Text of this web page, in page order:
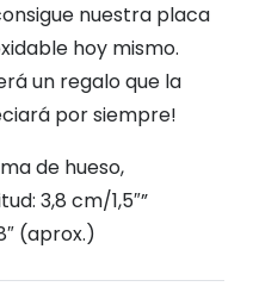
nuestra placa
hoy mismo.
un regalo que la
por siempre!
de hueso,
3,8 cm/1,5″”
(aprox.)